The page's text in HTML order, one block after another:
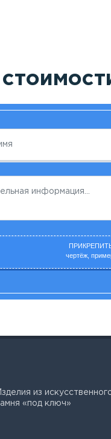
чертёж,
из
«под ключ»